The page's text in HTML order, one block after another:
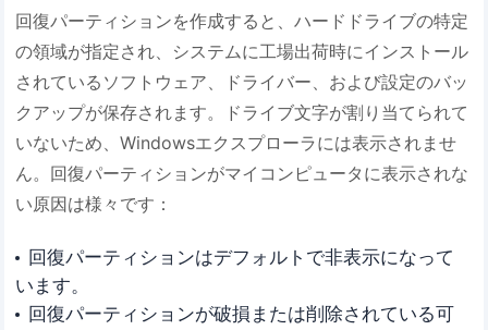
回復パーティションを作成すると、ハードドライブの特定
の領域が指定され、システムに工場出荷時にインストール
されているソフトウェア、ドライバー、および設定のバッ
クアップが保存されます。ドライブ文字が割り当てられて
いないため、Windowsエクスプローラには表示されませ
ん。回復パーティションがマイコンピュータに表示されな
い原因は様々です：
回復パーティションはデフォルトで非表示になって
います。
回復パーティションが破損または削除されている可